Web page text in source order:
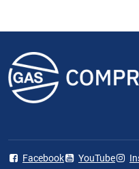
Facebook YouTube